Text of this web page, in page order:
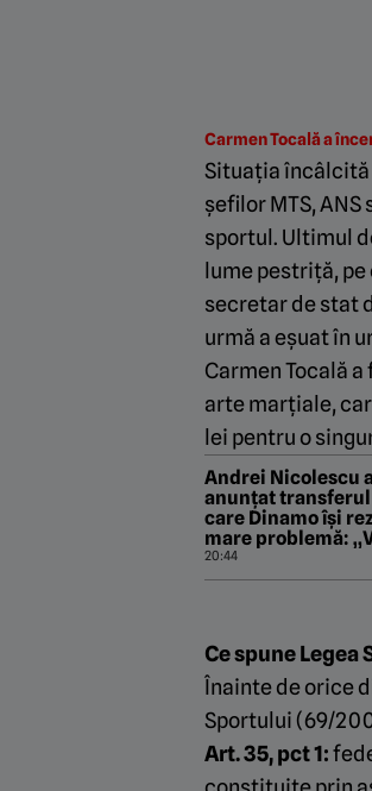
Carmen Tocală a
Situația încâlcită
șefilor MTS,
sportul. Ultimul
lume pestriță, pe
secretar de stat
urmă a eșuat în
Carmen Tocală
arte marțiale,
lei pentru o
Andrei Nicolescu a
anunțat transferul
care Dinamo își
mare problemă:
200.000 de euro pe
20:44
Ce spune Legea
Înainte de orice
Sportului (69/
Art. 35, pct 1: